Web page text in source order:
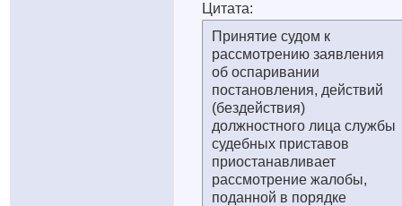
Цитата:
Принятие судом к
рассмотрению заявления
об оспаривании
постановления, действий
(бездействия)
должностного лица службы
судебных приставов
приостанавливает
рассмотрение жалобы,
поданной в порядке